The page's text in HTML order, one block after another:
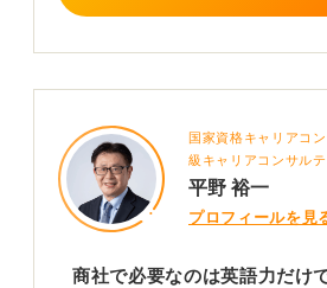
などではコミュニケーション力、交
過去の自分を振り返り、先ほど述べ
面があれば、それは大きなアピール
す。
国家資格キャリアコ
級キャリアコンサル
平野 裕一
プロフィールを見
商社で必要なのは英語力だけ